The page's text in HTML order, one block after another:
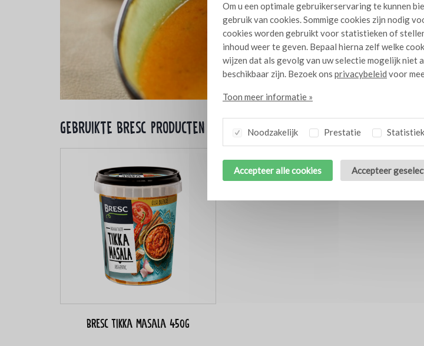
Om u een optimale gebruikerservaring te kunnen
gebruik van cookies. Sommige cookies zijn nodig
cookies worden gebruikt voor statistieken of
inhoud weer te geven. Bepaal hierna zelf welke
wijzen dat als gevolg van uw selectie mogelijk niet
beschikbaar zijn. Bezoek ons privacybeleid voor
Toon meer informatie »
Noodzakelijk Prestatie
Accepteer alle cookies Accepteer
Gebruikte bresc producten
Bresc Tikka masala 450g